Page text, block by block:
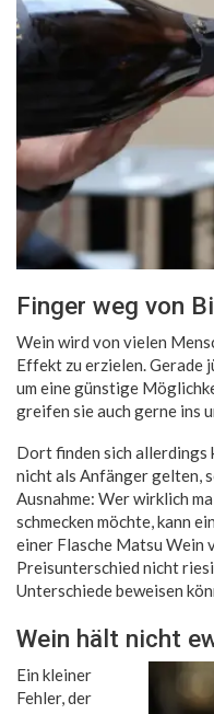
Finger weg von
Wein wird von vielen
Effekt zu erzielen. Gerade
um eine günstige
greifen sie auch gerne ins
Dort finden sich allerdings
nicht als Anfänger gelten,
Ausnahme: Wer wirklich
schmecken möchte, kann
einer Flasche Matsu Wein
Preisunterschied nicht
Unterschiede beweisen
Wein hält nicht
Ein kleiner
Fehler, der